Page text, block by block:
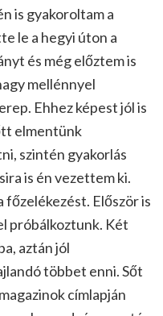
is gyakoroltam a
le a hegyi úton a
és még előztem is
mellénnyel
Ehhez képest jól is
elmentünk
szintén gyakorlás
is én vezettem ki.
főzelékezést. Először is
próbálkoztunk. Két
aztán jól
többet enni. Sőt
címlapján